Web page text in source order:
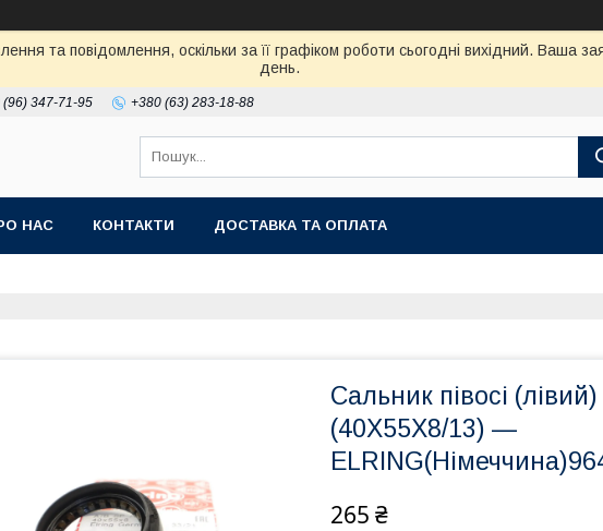
та повідомлення, оскільки за її графіком роботи сьогодні вихідний. Ваша
день.
(96) 347-71-95 +380 (63) 283-18-88
НАС КОНТАКТИ ДОСТАВКА ТА ОПЛАТА
Сальник півосі
(40X55X8/13) —
265 ₴